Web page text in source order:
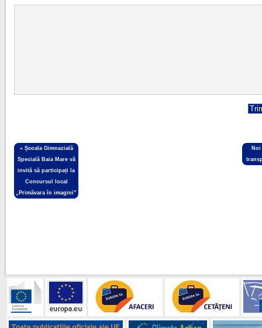
« Școala Gimnazială
Specială Baia Mare vă
invită să participați la
Concursul local
„Primăvara în imagini”
Noi